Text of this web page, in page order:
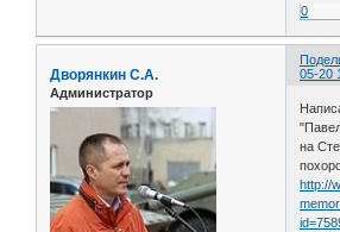
0
05-20
Дворянкин С.А.
Администратор
на
http://